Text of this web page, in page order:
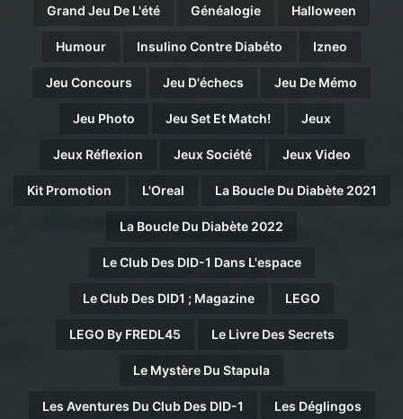
Grand Jeu De L'été Généalogie Halloween
Humour Insulino Contre Diabéto Izneo
Jeu Concours Jeu D'échecs Jeu De Mémo
Jeu Photo Jeu Set Et Match! Jeux
Jeux Réflexion Jeux Société Jeux Video
Kit Promotion L'Oreal La Boucle Du Diabète 2021
La Boucle Du Diabète 2022
Le Club Des DID-1 Dans L'espace
Le Club Des DID1 ; Magazine LEGO
LEGO By FREDL45 Le Livre Des Secrets
Le Mystère Du Stapula
Les Aventures Du Club Des DID-1 Les Déglingos